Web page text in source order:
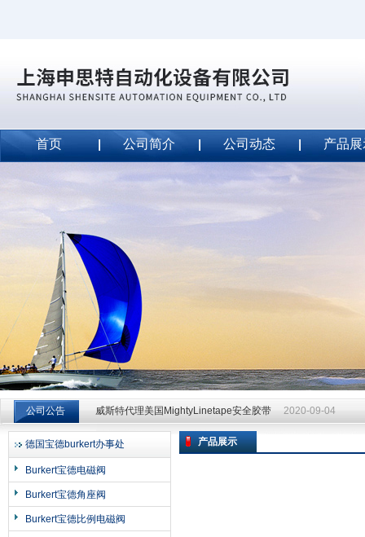
上海申思特自动化设备有限公司
首页 公司简介 公司动态 产品
公司公告
威斯特代理美国MightyLinetape安全胶带 2020-09-04
威斯特代理美国MightyLinetape安全胶带 2020-09-04
威斯特代理美国MightyLinetape安全胶带
德国宝德burkert办事处
Burkert宝德电磁阀
Burkert宝德角座阀
Burkert宝德比例电磁阀
产品展示